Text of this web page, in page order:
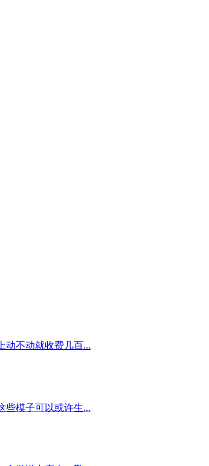
动不动就收费几百...
些模子可以或许生...